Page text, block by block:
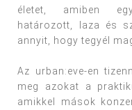
életet, amiben
határozott, laza és
annyit, hogy tegyél
Az urban:eve-en
meg azokat a
amikkel mások